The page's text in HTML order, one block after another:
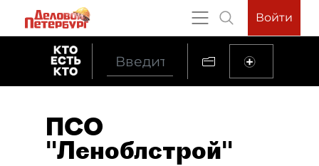
Войти
ПСО
"Леноблстрой"